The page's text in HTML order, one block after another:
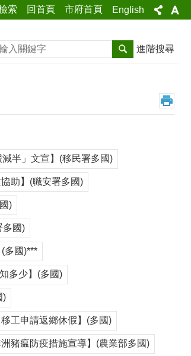
索 回首頁 市府首頁 English
搜尋 進階搜尋
減半」文宣】(移民署多國)
協助】(職安署多國)
)
多國)
多國)***
多少】(多國)
)
移工申請返鄉休假】(多國)
洲豬瘟防疫措施宣導】(農業部多國)